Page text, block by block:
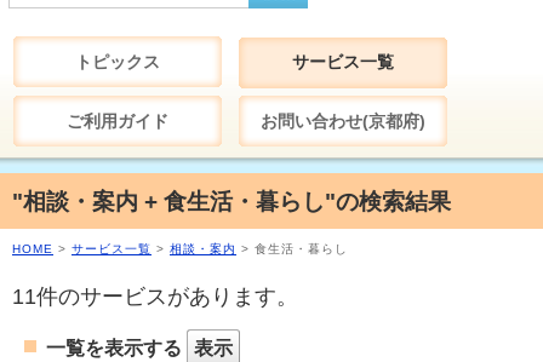
トピックス サービス一覧
ご利用ガイド お問い合わせ(京都府)
"相談・案内 + 食生活・暮らし"の検索結果
HOME > サービス一覧 > 相談・案内 > 食生活・暮らし
11件のサービスがあります。
一覧を表示する
表示